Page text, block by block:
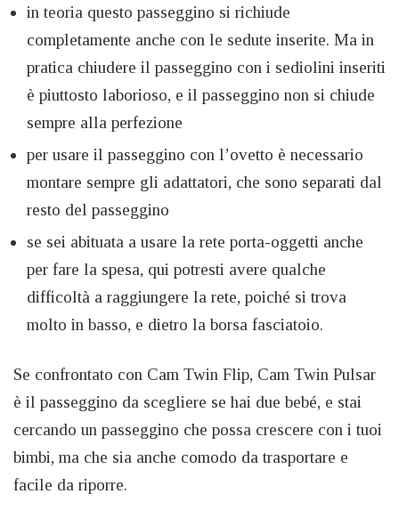
in teoria questo passeggino si richiude
completamente anche con le sedute inserite. Ma in
pratica chiudere il passeggino con i sediolini inseriti
è piuttosto laborioso, e il passeggino non si chiude
sempre alla perfezione
per usare il passeggino con l’ovetto è necessario
montare sempre gli adattatori, che sono separati dal
resto del passeggino
se sei abituata a usare la rete porta-oggetti anche
per fare la spesa, qui potresti avere qualche
difficoltà a raggiungere la rete, poiché si trova
molto in basso, e dietro la borsa fasciatoio.
Se confrontato con Cam Twin Flip, Cam Twin Pulsar
è il passeggino da scegliere se hai due bebé, e stai
cercando un passeggino che possa crescere con i tuoi
bimbi, ma che sia anche comodo da trasportare e
facile da riporre.